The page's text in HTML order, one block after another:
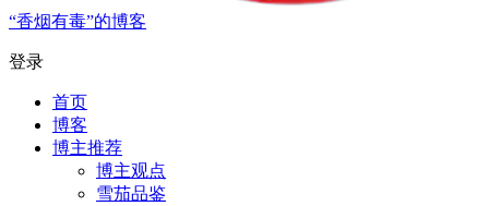
“香烟有毒”的博客
登录
首页
博客
博主推荐
博主观点
雪茄品鉴